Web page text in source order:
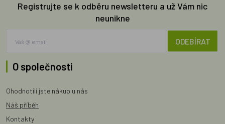
Registrujte se k odběru newsletteru a už Vám nic
neunikne
ODEBÍRAT
O společnosti
Ohodnotili jste nákup u nás
Náš příběh
Kontakty